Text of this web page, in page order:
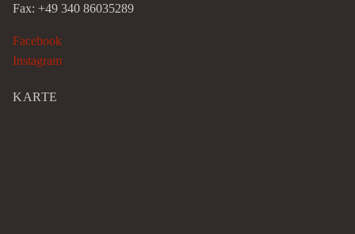
Fax: +49 340 86035289
Facebook
Instagram
KARTE